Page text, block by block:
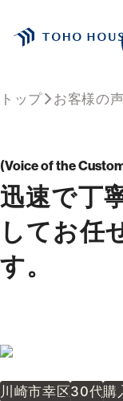
トップ お客様の
Voice of the
迅速で丁
してお任
す。
川崎市幸区30代購